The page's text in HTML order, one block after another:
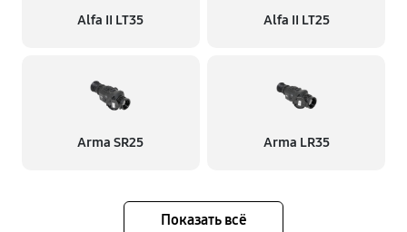
Alfa II LT35 Alfa II LT25
Arma SR25 Arma LR35
Показать всё